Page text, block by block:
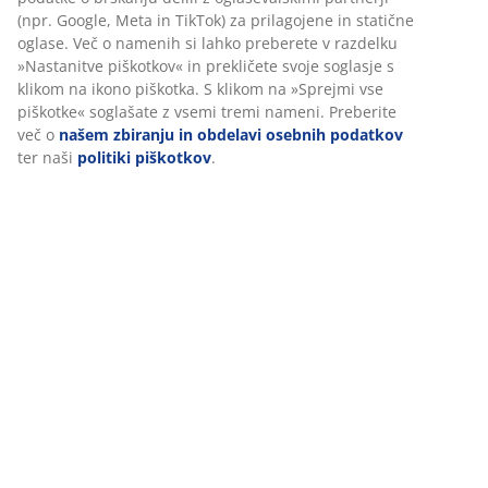
Ocene
(3)
mesta. Piškotki zbirajo podatke o vas za zagotavljanje
funkcionalnosti, statistike in ustreznega trženja.
Ko sprejmete oglaševalske piškotke, bomo vaše podatke o
brskanju delili z oglaševalskimi partnerji (npr. Google, Meta
in TikTok) za prilagojene in statične oglase. Več o namenih si
lahko preberete v razdelku »Nastanitve piškotkov« in
prekličete svoje soglasje s klikom na ikono piškotka. S klikom